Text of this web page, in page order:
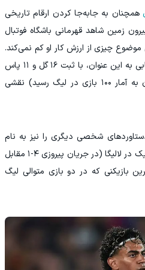
همچنان به جابه‌جا کردن ارقام تاریخی
زمین شاهد قهرمانی باشگاه فوتبال
موضوع چیزی از ارزش کار او کم نمی‌کند.
ستاره اهل روکافوندا در مسیر دستیابی به این عنوان، با ثبت ۱۶ گل و ۱۱ پاس
گل در این فصل (فصلی که در آن به آمار ۱۰۰ بازی در لیگ رسید) نقشی
در طول فصل ۲۰۲۵/۲۰۲۶ دستاوردهای شخصی دیگری را نیز به نام
خود ثبت کرد؛ از جمله اولین هت‌تریک در لالیگا (در جریان پیروزی ۴-۱ مقابل
بازیکنی که در دو بازی متوالی لیگ